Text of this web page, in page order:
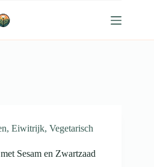
, Eiwitrijk, Vegetarisch
Sesam en Zwartzaad